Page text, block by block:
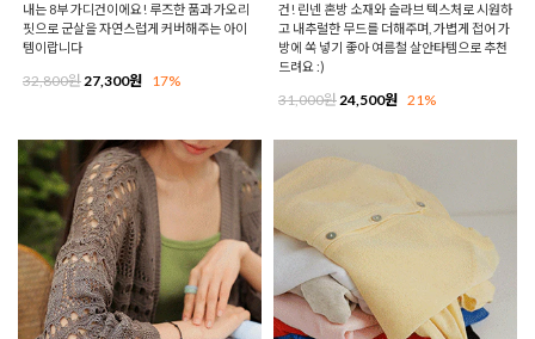
내는 8부 가디건이에요! 루즈한 품과 가오리
핏으로 군살을 자연스럽게 커버해주는 아이
템이랍니다
32,800원27,300원 17%
건! 린넨 혼방 소재와 슬라브 텍스처로 시원하
고 내추럴한 무드를 더해주며, 가볍게 접어 가
방에 쏙 넣기 좋아 여름철 살안타템으로 추천
드려요 :)
31,000원24,500원 21%